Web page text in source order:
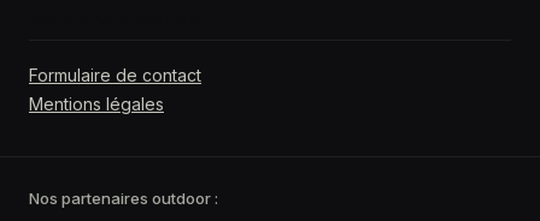
Formulaire de contact
Mentions légales
Nos partenaires outdoor :